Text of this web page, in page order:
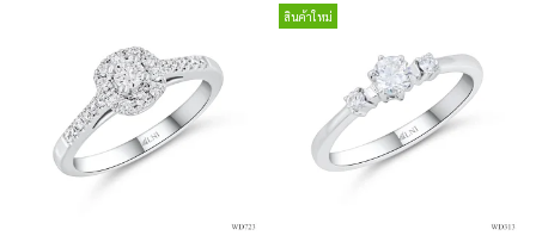
สินค้าใหม่